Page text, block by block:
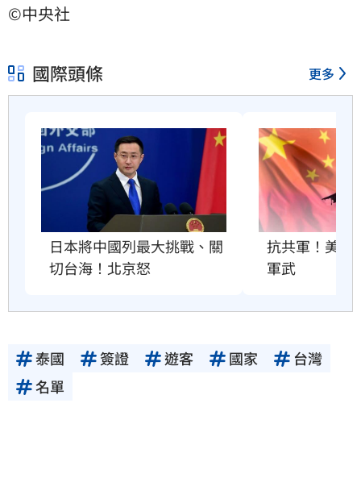
©中央社
國際頭條 更多
日本將中國列最大挑戰、關
切台海！北京怒
抗共軍！美國
軍武
泰國 簽證 遊客 國家
台灣
名單